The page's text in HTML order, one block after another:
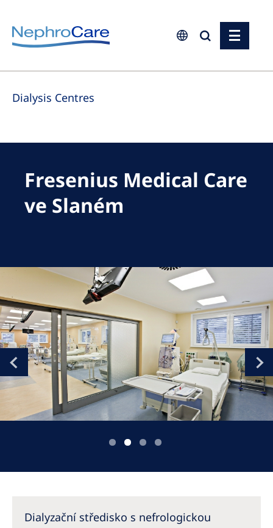
Europe
Czech Republic
Germany
Italy
Netherlands
Romania
Russia
Serbia
Slovakia
Slovenia
Sweden
United Kingdom
Dialysis Centres
Fresenius Medical Care
ve Slaném
Dialyzační středisko s nefrologickou